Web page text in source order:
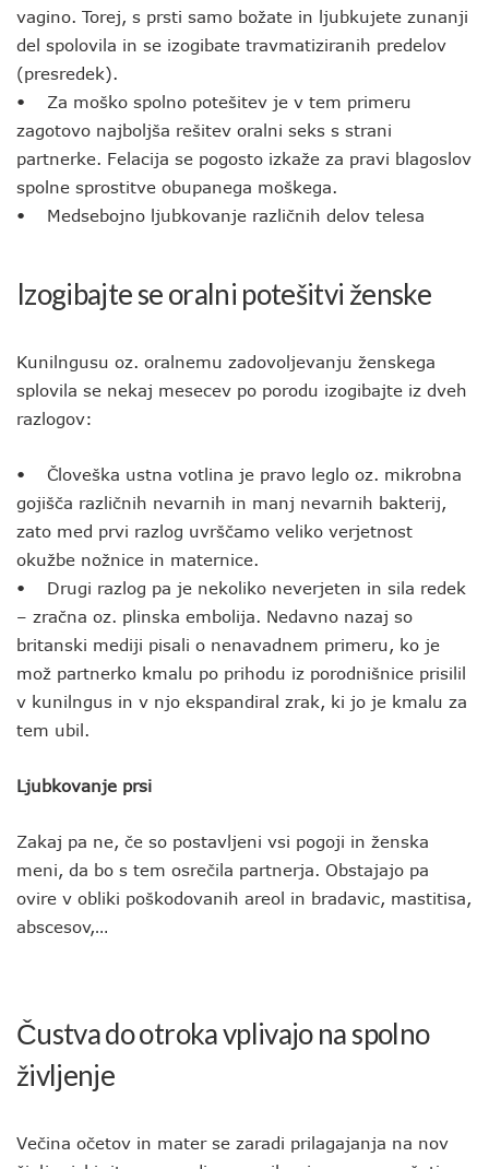
vagino. Torej, s prsti samo božate in ljubkujete zunanji
del spolovila in se izogibate travmatiziranih predelov
(presredek).
• Za moško spolno potešitev je v tem primeru
zagotovo najboljša rešitev oralni seks s strani
partnerke. Felacija se pogosto izkaže za pravi blagoslov
spolne sprostitve obupanega moškega.
• Medsebojno ljubkovanje različnih delov telesa
Izogibajte se oralni potešitvi ženske
Kunilngusu oz. oralnemu zadovoljevanju ženskega
splovila se nekaj mesecev po porodu izogibajte iz dveh
razlogov:
• Človeška ustna votlina je pravo leglo oz. mikrobna
gojišča različnih nevarnih in manj nevarnih bakterij,
zato med prvi razlog uvrščamo veliko verjetnost
okužbe nožnice in maternice.
• Drugi razlog pa je nekoliko neverjeten in sila redek
– zračna oz. plinska embolija. Nedavno nazaj so
britanski mediji pisali o nenavadnem primeru, ko je
mož partnerko kmalu po prihodu iz porodnišnice prisilil
v kunilngus in v njo ekspandiral zrak, ki jo je kmalu za
tem ubil.
Ljubkovanje prsi
Zakaj pa ne, če so postavljeni vsi pogoji in ženska
meni, da bo s tem osrečila partnerja. Obstajajo pa
ovire v obliki poškodovanih areol in bradavic, mastitisa,
abscesov,…
Čustva do otroka vplivajo na spolno
življenje
Večina očetov in mater se zaradi prilagajanja na nov